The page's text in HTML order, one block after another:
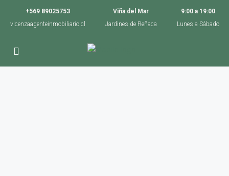
+569 89025753
vicenzaagenteinmobiliario.cl
Viña del Mar
Jardines de Reñaca
9:00 a 19:00
Lunes a Sábado